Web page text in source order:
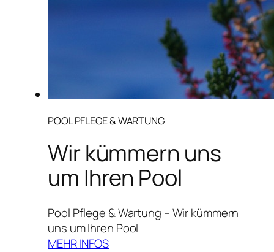
POOL PFLEGE & WARTUNG
Wir kümmern uns
um Ihren Pool
Pool Pflege & Wartung – Wir kümmern
uns um Ihren Pool
MEHR INFOS